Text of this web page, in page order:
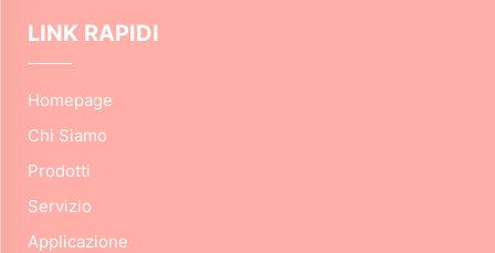
LINK RAPIDI
Homepage
Chi Siamo
Prodotti
Servizio
Applicazione